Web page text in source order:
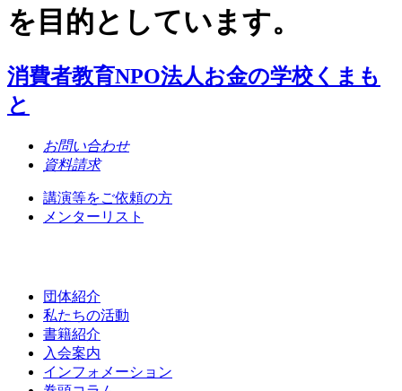
を目的としています。
消費者教育NPO法人お金の学校くまも
と
お問い合わせ
資料請求
講演等をご依頼の方
メンターリスト
団体紹介
私たちの活動
書籍紹介
入会案内
インフォメーション